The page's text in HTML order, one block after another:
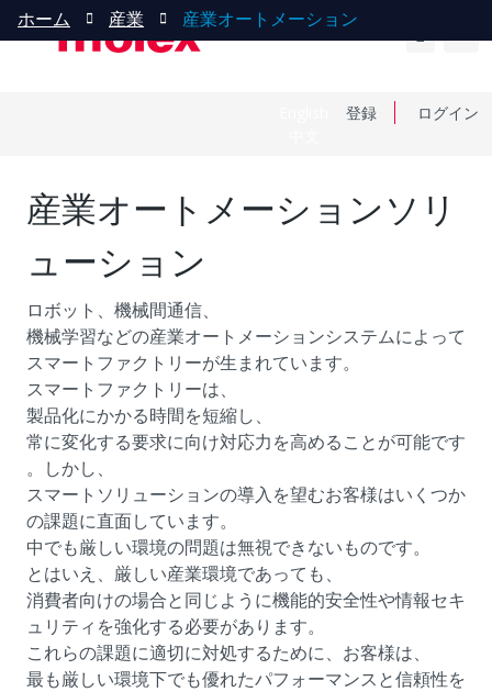
登録 ログイン
ホーム 産業 産業オートメーション
産業オートメーションソリ
ューション
ロボット、機械間通信、
機械学習などの産業オートメーションシステムによって
スマートファクトリーが生まれています。
スマートファクトリーは、
製品化にかかる時間を短縮し、
常に変化する要求に向け対応力を高めることが可能です
。しかし、
スマートソリューションの導入を望むお客様はいくつか
の課題に直面しています。
中でも厳しい環境の問題は無視できないものです。
とはいえ、厳しい産業環境であっても、
消費者向けの場合と同じように機能的安全性や情報セキ
ュリティを強化する必要があります。
これらの課題に適切に対処するために、お客様は、
最も厳しい環境下でも優れたパフォーマンスと信頼性を